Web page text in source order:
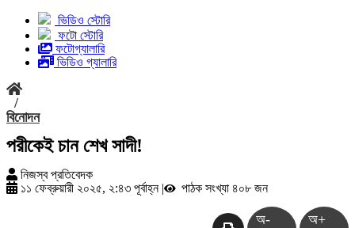
ভিডিও স্টোরি
ফটো স্টোরি
ফটোগ্যালারি
ভিডিও গ্যালারি
/
বিনোদন
পরীকেই চান শেখ সাদী!
নিজস্ব প্রতিবেদক
১১ ফেব্রুয়ারী ২০২৫, ২:৪৩ পূর্বাহ্ন | পাঠক সংখ্যা ৪০৮ জন
অ- অ+